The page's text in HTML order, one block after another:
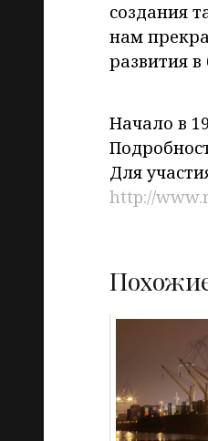
создания
нам
развития
Начало в
Для
http://